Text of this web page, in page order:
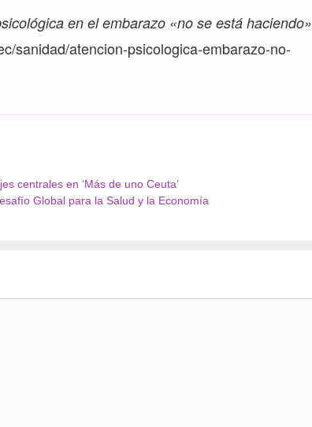
en el embarazo «no se está haciendo»
sanidad/atencion-psicologica-embarazo-no-
centrales en ‘Más de uno Ceuta’
Global para la Salud y la Economía